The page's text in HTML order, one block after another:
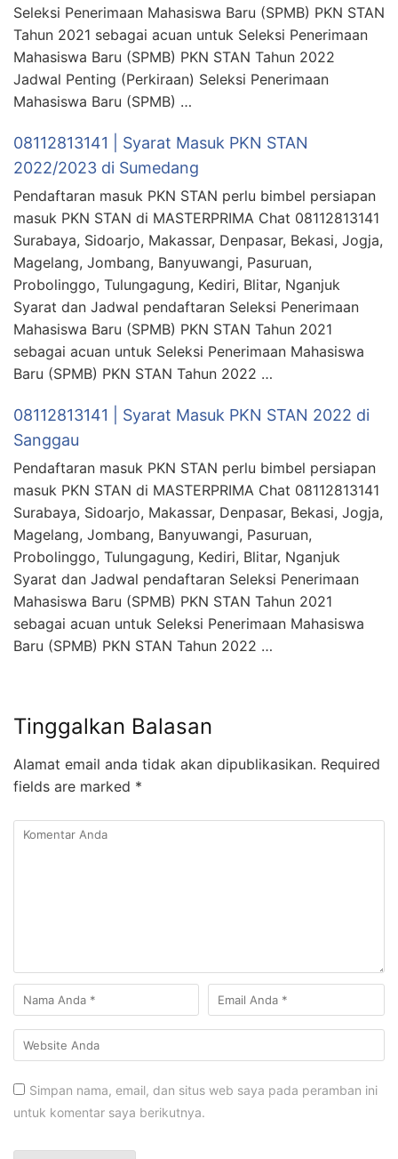
Seleksi Penerimaan Mahasiswa Baru (SPMB) PKN STAN
Tahun 2021 sebagai acuan untuk Seleksi Penerimaan
Mahasiswa Baru (SPMB) PKN STAN Tahun 2022
Jadwal Penting (Perkiraan) Seleksi Penerimaan
Mahasiswa Baru (SPMB) …
08112813141 | Syarat Masuk PKN STAN
2022/2023 di Sumedang
Pendaftaran masuk PKN STAN perlu bimbel persiapan
masuk PKN STAN di MASTERPRIMA Chat 08112813141
Surabaya, Sidoarjo, Makassar, Denpasar, Bekasi, Jogja,
Magelang, Jombang, Banyuwangi, Pasuruan,
Probolinggo, Tulungagung, Kediri, Blitar, Nganjuk
Syarat dan Jadwal pendaftaran Seleksi Penerimaan
Mahasiswa Baru (SPMB) PKN STAN Tahun 2021
sebagai acuan untuk Seleksi Penerimaan Mahasiswa
Baru (SPMB) PKN STAN Tahun 2022 …
08112813141 | Syarat Masuk PKN STAN 2022 di
Sanggau
Pendaftaran masuk PKN STAN perlu bimbel persiapan
masuk PKN STAN di MASTERPRIMA Chat 08112813141
Surabaya, Sidoarjo, Makassar, Denpasar, Bekasi, Jogja,
Magelang, Jombang, Banyuwangi, Pasuruan,
Probolinggo, Tulungagung, Kediri, Blitar, Nganjuk
Syarat dan Jadwal pendaftaran Seleksi Penerimaan
Mahasiswa Baru (SPMB) PKN STAN Tahun 2021
sebagai acuan untuk Seleksi Penerimaan Mahasiswa
Baru (SPMB) PKN STAN Tahun 2022 …
Tinggalkan Balasan
Alamat email anda tidak akan dipublikasikan. Required
fields are marked *
Simpan nama, email, dan situs web saya pada peramban ini
untuk komentar saya berikutnya.